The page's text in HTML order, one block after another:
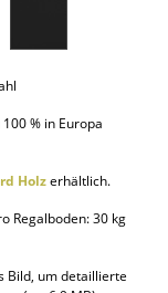
% in Europa
Holzerhältlich.
Regalboden: 30 kg
Bild, um detaillierte